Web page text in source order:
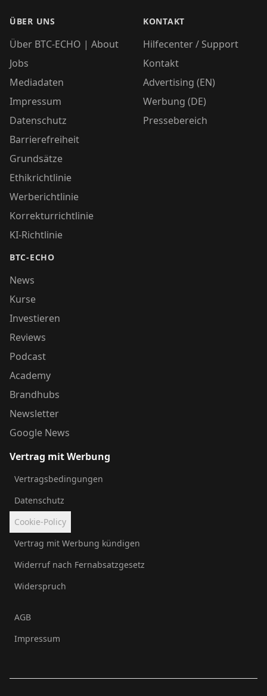
ÜBER UNS
Über BTC-ECHO | About
Jobs
Mediadaten
Impressum
Datenschutz
Barrierefreiheit
Grundsätze
Ethikrichtlinie
Werberichtlinie
Korrekturrichtlinie
KI-Richtlinie
BTC-ECHO
News
Kurse
Investieren
Reviews
Podcast
Academy
Brandhubs
Newsletter
Google News
KONTAKT
Hilfecenter / Support
Kontakt
Advertising (EN)
Werbung (DE)
Pressebereich
Vertrag mit Werbung
Vertragsbedingungen
Datenschutz
Cookie-Policy
Vertrag mit Werbung kündigen
Widerruf nach Fernabsatzgesetz
Widerspruch
AGB
Impressum